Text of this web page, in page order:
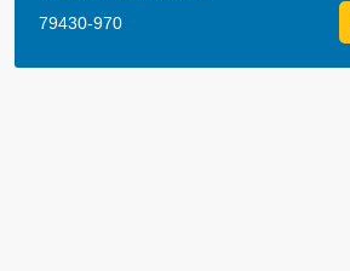
79430-970